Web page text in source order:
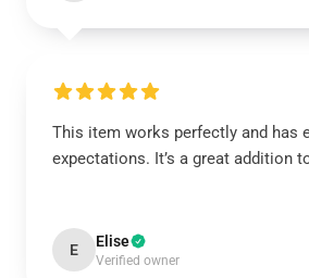
This item works perfectly and has
expectations. It’s a great addition
E Elise
Verified owner